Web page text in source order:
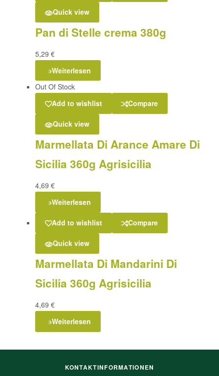
Quick view
Pan di Stelle crema 380g
5,29 €
Weiterlesen
Out Of Stock
Add to wishlist
Compare
Quick view
Marmellata Di Arance Amare Di
Sicilia 360g Agrisicilia
4,69 €
Weiterlesen
Add to wishlist Compare
Quick view
Marmellata Di Mandarini Di
Sicilia 360g Agrisicilia
4,69 €
Weiterlesen
KONTAKTINFORMATIONEN